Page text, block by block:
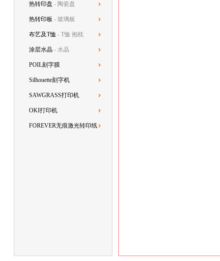
热转印盘 - 陶瓷盘
热转印板 - 玻璃板
布艺及T恤 - T恤 抱枕
涂层水晶 - 水晶
POIL刻字膜
Silhouette刻字机
SAWGRASS打印机
OKI打印机
FOREVER无痕激光转印纸